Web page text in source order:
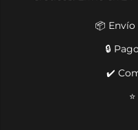
📦
🔒
✔️